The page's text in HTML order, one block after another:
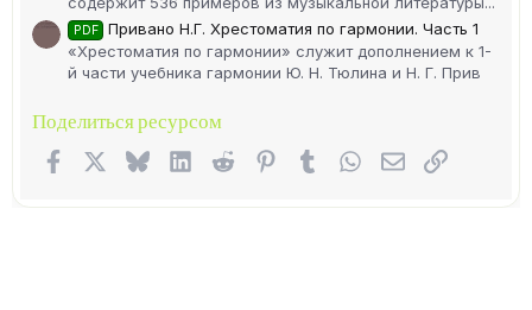
PDF
Привано Н.Г. Хрестоматия по гармонии. Часть 1
«Хрестоматия по гармонии» служит дополнением к 1-
й части учебника гармонии Ю. Н. Тюлина и Н. Г. Прив
Поделиться ресурсом
FacebookX (Twitter)
BlueskyLinkedIn
Reddit Pinterest
Tumblr WhatsApp
Электронная
Ссылка